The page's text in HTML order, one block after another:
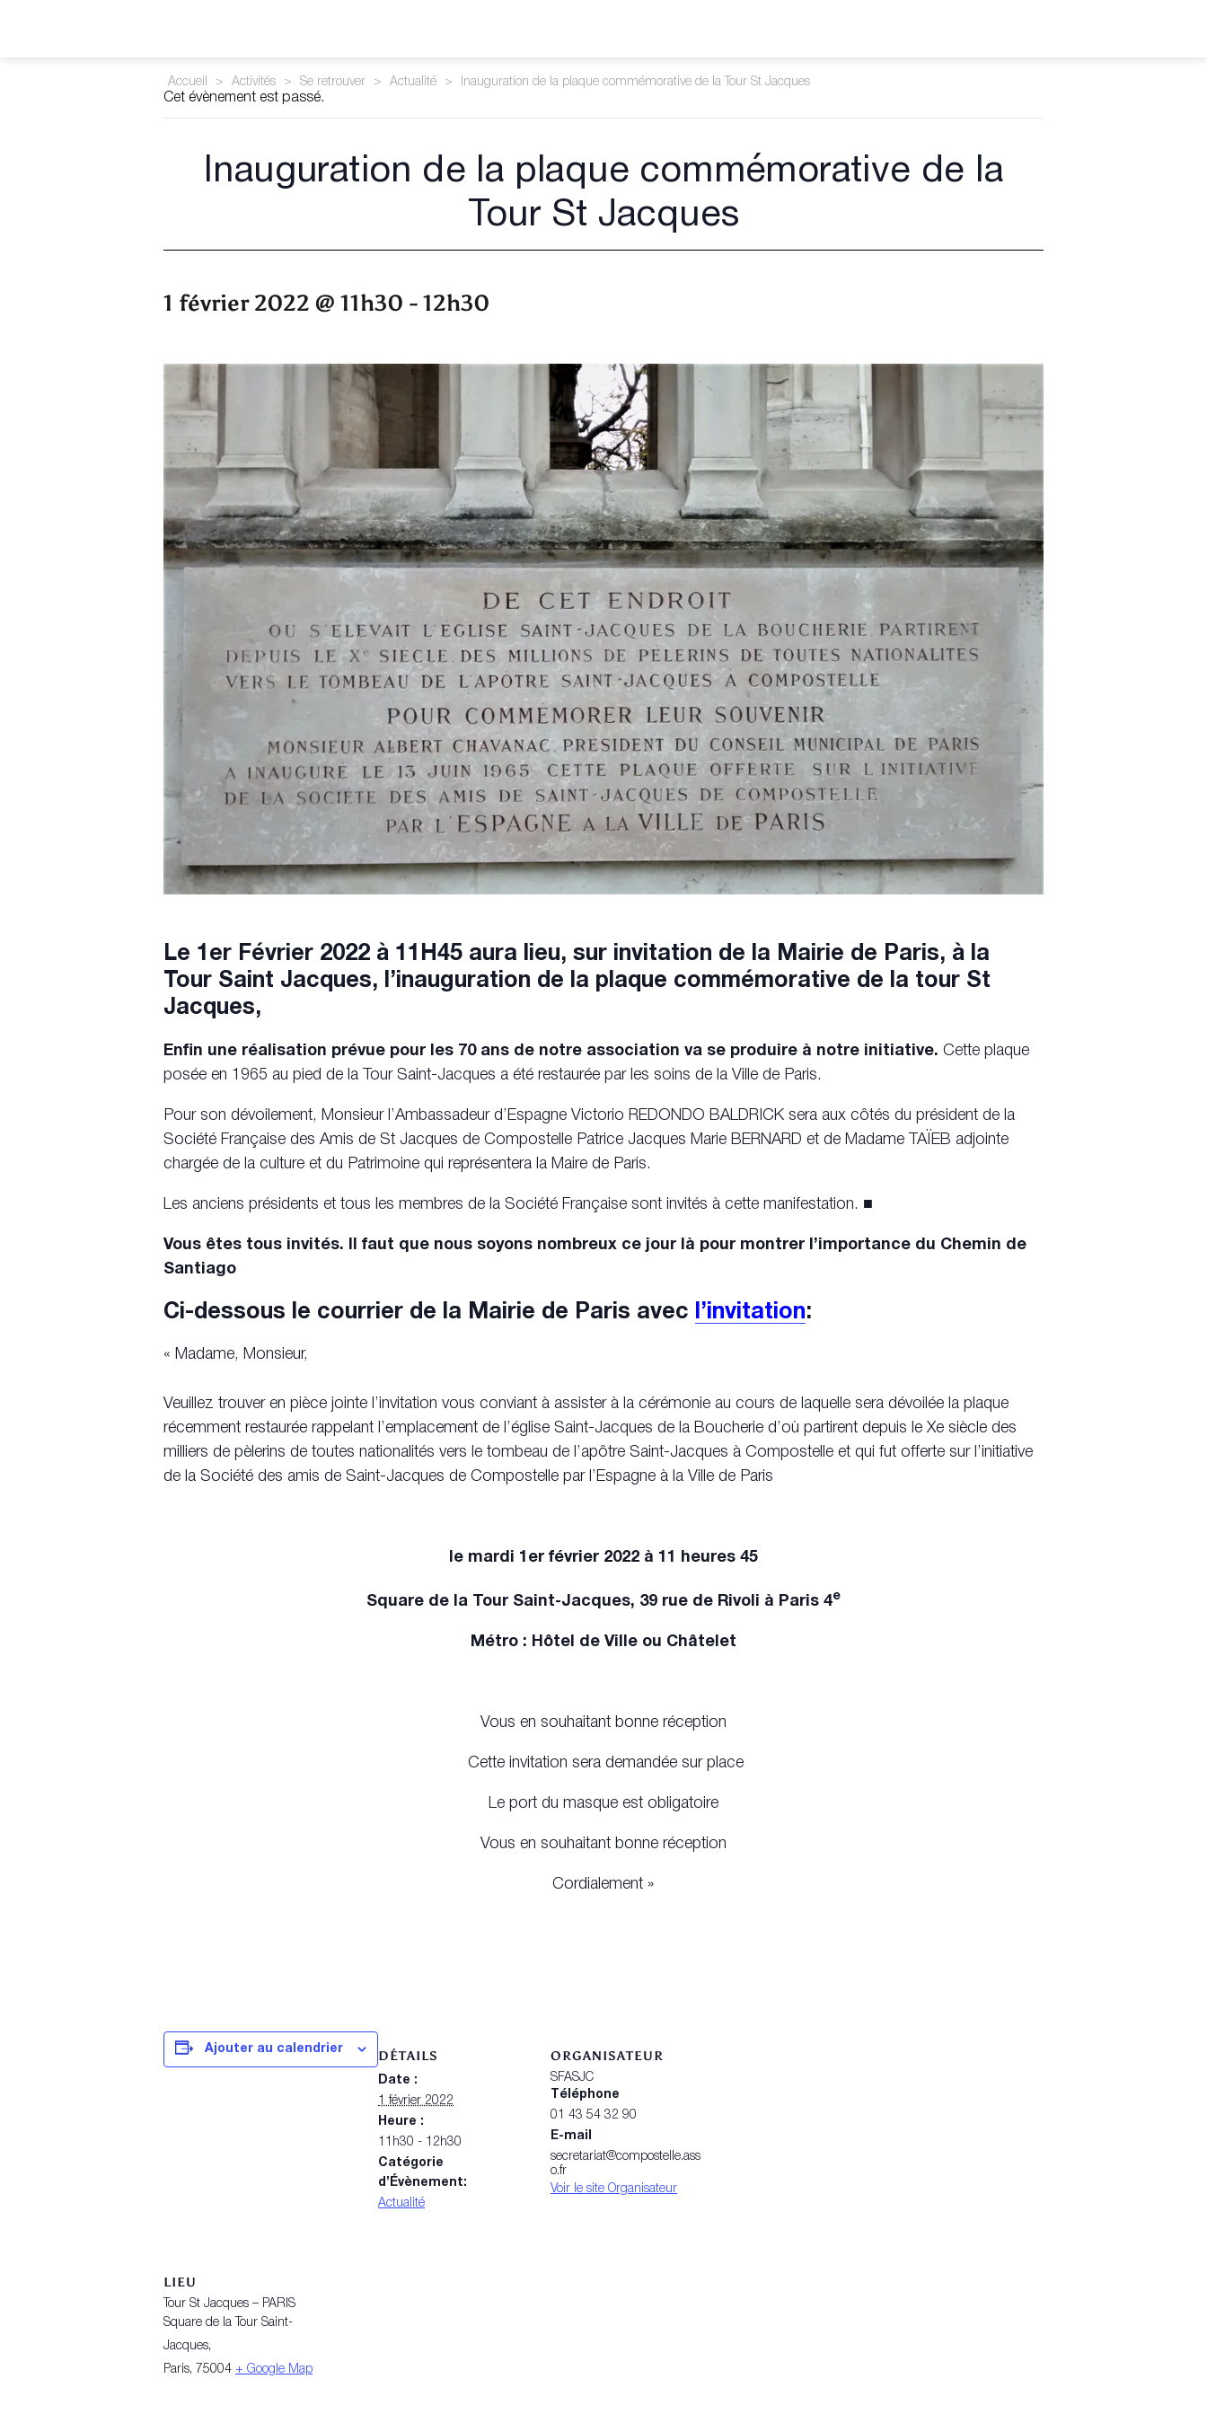
Accueil > Activités > Se retrouver > Actualité > Inauguration de la plaque commémorative de la Tour St Jacques
Cet évènement est passé.
Inauguration de la plaque commémorative de la
Tour St Jacques
1 février 2022 @ 11h30 -12h30
Le 1er Février 2022 à 11H45 aura lieu, sur invitation de la Mairie de Paris, à la
Tour Saint Jacques, l’inauguration de la plaque commémorative de la tour St
Jacques,
Enfin une réalisation prévue pour les 70 ans de notre association va se produire à notre initiative. Cette plaque
posée en 1965 au pied de la Tour Saint-Jacques a été restaurée par les soins de la Ville de Paris.
Pour son dévoilement, Monsieur l’Ambassadeur d’Espagne Victorio REDONDO BALDRICK sera aux côtés du président de la
Société Française des Amis de St Jacques de Compostelle Patrice Jacques Marie BERNARD et de Madame TAÏEB adjointe
chargée de la culture et du Patrimoine qui représentera la Maire de Paris.
Les anciens présidents et tous les membres de la Société Française sont invités à cette manifestation. ■
Vous êtes tous invités.
Il faut que nous soyons nombreux ce jour là pour montrer l’importance du Chemin de
Santiago
Ci-dessous le courrier de la Mairie de Paris avec l’invitation:
« Madame, Monsieur,
Veuillez trouver en pièce jointe l’invitation vous conviant à assister à la cérémonie au cours de laquelle sera dévoilée la plaque
récemment restaurée rappelant l’emplacement de l’église Saint-Jacques de la Boucherie d’où partirent depuis le Xe siècle des
milliers de pèlerins de toutes nationalités vers le tombeau de l’apôtre Saint-Jacques à Compostelle et qui fut offerte sur l’initiative
de la Société des amis de Saint-Jacques de Compostelle par l’Espagne à la Ville de Paris
le mardi 1er février 2022 à 11 heures 45
Square de la Tour Saint-Jacques, 39 rue de Rivoli à Paris 4e
Métro : Hôtel de Ville ou Châtelet
Vous en souhaitant bonne réception
Cette invitation sera demandée sur place
Le port du masque est obligatoire
Vous en souhaitant bonne réception
Cordialement »
Ajouter au calendrier DÉTAILS
Date :
1 février 2022
Heure :
11h30 - 12h30
Catégorie
d’Évènement:
Actualité
ORGANISATEUR
SFASJC
Téléphone
01 43 54 32 90
E-mail
secretariat@compostelle.ass
o.fr
Voir le site Organisateur
LIEU
Tour St Jacques – PARIS
Square de la Tour Saint-
Jacques,
Paris, 75004 + Google Map